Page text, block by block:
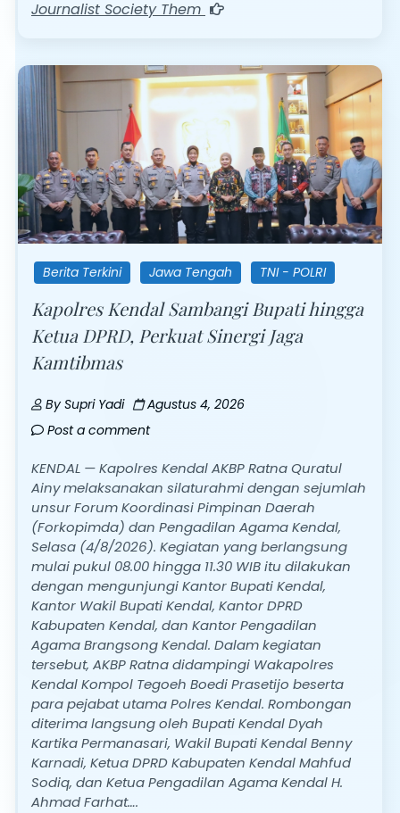
Journalist Society Them
Berita Terkini Jawa Tengah TNI - POLRI
Kapolres Kendal Sambangi Bupati hingga
Ketua DPRD, Perkuat Sinergi Jaga
Kamtibmas
By Supri Yadi
Agustus 4, 2026
Post a comment
KENDAL — Kapolres Kendal AKBP Ratna Quratul
Ainy melaksanakan silaturahmi dengan sejumlah
unsur Forum Koordinasi Pimpinan Daerah
(Forkopimda) dan Pengadilan Agama Kendal,
Selasa (4/8/2026). Kegiatan yang berlangsung
mulai pukul 08.00 hingga 11.30 WIB itu dilakukan
dengan mengunjungi Kantor Bupati Kendal,
Kantor Wakil Bupati Kendal, Kantor DPRD
Kabupaten Kendal, dan Kantor Pengadilan
Agama Brangsong Kendal. Dalam kegiatan
tersebut, AKBP Ratna didampingi Wakapolres
Kendal Kompol Tegoeh Boedi Prasetijo beserta
para pejabat utama Polres Kendal. Rombongan
diterima langsung oleh Bupati Kendal Dyah
Kartika Permanasari, Wakil Bupati Kendal Benny
Karnadi, Ketua DPRD Kabupaten Kendal Mahfud
Sodiq, dan Ketua Pengadilan Agama Kendal H.
Ahmad Farhat….